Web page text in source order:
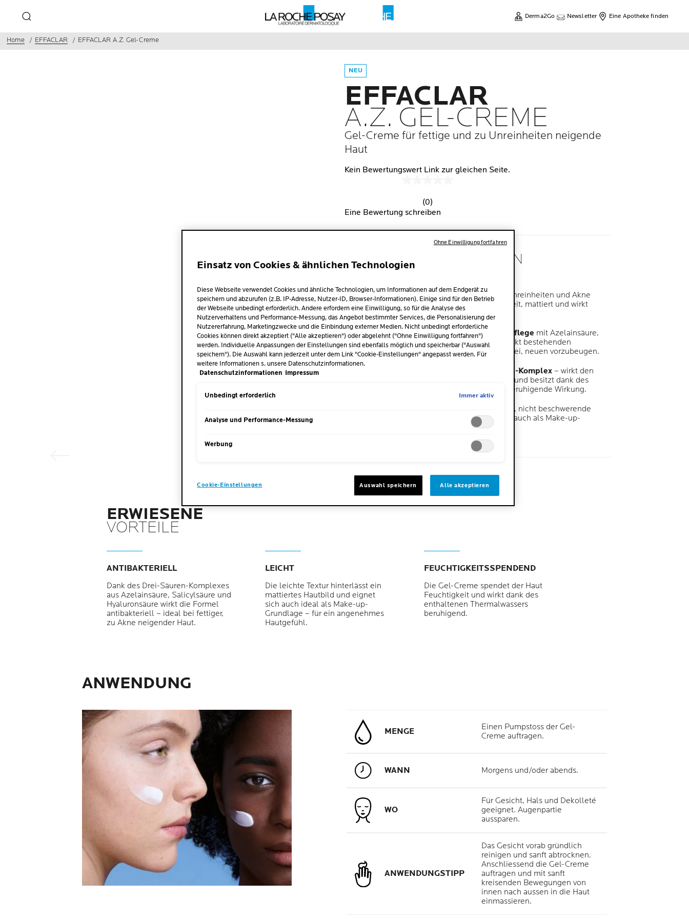
Derma2Go Newsletter Eine Apotheke finden
Home EFFACLAR EFFACLAR A.Z. Gel-Creme
Nächster Eintrag
NEU
EFFACLAR
A.Z. GEL-CREME
Gel-Creme für fettige und zu Unreinheiten neigende
Haut
Kein Bewertungswert Link zur gleichen Seite.
(0)
Eine Bewertung schreiben
VON DERMATOLOGEN
EMPFOHLEN
Leichte Gel-Cremefür fettige, zu Unreinheiten und Akne
neigende Haut – spendet Feuchtigkeit, mattiert und wirkt
Unreinheiten entgegen.
Anti-Aging- und Anti-Akne-Hautpflege mit Azelainsäure,
Salicylsäure und Hyaluronsäure – wirkt bestehenden
Unreinheiten entgegen und hilft dabei, neuen vorzubeugen.
Sanfte Gel-Creme mit Drei-Säuren-Komplex – wirkt den
Zeichen der Hautalterung entgegen und besitzt dank des
enthaltenen Thermalwassers eine beruhigende Wirkung.
– leichte, nicht beschwerende
Textur, die mattierend wirkt und sich auch als Make-up-
ERWIESENE
VORTEILE
ANTIBAKTERIELL
Dank des Drei-Säuren-Komplexes
aus Azelainsäure, Salicylsäure und
Hyaluronsäure wirkt die Formel
antibakteriell – ideal bei fettiger,
zu Akne neigender Haut.
LEICHT
Die leichte Textur hinterlässt ein
mattiertes Hautbild und eignet
sich auch ideal als Make-up-
Grundlage – für ein angenehmes
Hautgefühl.
FEUCHTIGKEITSSPENDEND
Die Gel-Creme spendet der Haut
Feuchtigkeit und wirkt dank des
enthaltenen Thermalwassers
beruhigend.
ANWENDUNG
MENGE
Einen Pumpstoss der Gel-
Creme auftragen.
WANN Morgens und/oder abends.
WO
Für Gesicht, Hals und Dekolleté
geeignet. Augenpartie
aussparen.
ANWENDUNGSTIPP
Das Gesicht vorab gründlich
reinigen und sanft abtrocknen.
Anschliessend die Gel-Creme
auftragen und mit sanft
kreisenden Bewegungen von
innen nach aussen in die Haut
einmassieren.
Einsatz von Cookies & ähnlichen Technologien
Diese Webseite verwendet Cookies und ähnliche Technologien, um Informationen auf dem Endgerät zu
speichern und abzurufen (z.B. IP-Adresse, Nutzer-ID, Browser-Informationen). Einige sind für den Betrieb
der Webseite unbedingt erforderlich. Andere erfordern eine Einwilligung, so für die Analyse des
Nutzerverhaltens und Performance-Messung, das Angebot bestimmter Services, die Personalisierung der
Nutzererfahrung, Marketingzwecke und die Einbindung externer Medien. Nicht unbedingt erforderliche
Cookies können direkt akzeptiert ("Alle akzeptieren") oder abgelehnt ("Ohne Einwilligung fortfahren")
werden. Individuelle Anpassungen der Einstellungen sind ebenfalls möglich und speicherbar ("Auswahl
speichern"). Die Auswahl kann jederzeit unter dem Link "Cookie-Einstellungen" angepasst werden. Für
weitere Informationen s. unsere Datenschutzinformationen.
Datenschutzinformationen Impressum
Unbedingt erforderlich Immer aktiv
Analyse und Performance-Messung
Werbung
Cookie-Einstellungen Auswahl speichern Alle akzeptieren
Ohne Einwilligung fortfahren